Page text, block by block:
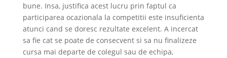
bune. Insa, justifica acest lucru prin faptul ca
participarea ocazionala la competitii este insuficienta
atunci cand se doresc rezultate excelent. A incercat
sa fie cat se poate de consecvent si sa nu finalizeze
cursa mai departe de colegul sau de echipa,